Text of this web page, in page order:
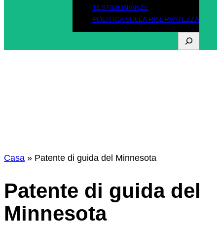
TESTIMONIANZE
POLITICA SULLA RISERVATEZZA
Casa » Patente di guida del Minnesota
Patente di guida del
Minnesota